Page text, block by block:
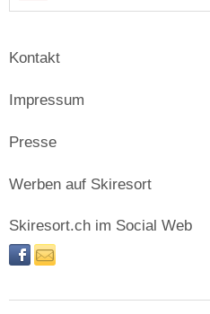
Kontakt
Impressum
Presse
Werben auf Skiresort
Skiresort.ch im Social Web
facebooknewsletter